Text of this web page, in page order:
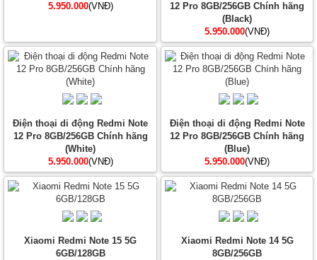
5.950.000(VNĐ)
12 Pro 8GB/256GB Chính hãng
(Black)
5.950.000(VNĐ)
Điện thoại di động Redmi Note
12 Pro 8GB/256GB Chính hãng
(White)
5.950.000(VNĐ)
Điện thoại di động Redmi Note
12 Pro 8GB/256GB Chính hãng
(Blue)
5.950.000(VNĐ)
Xiaomi Redmi Note 15 5G
6GB/128GB
Xiaomi Redmi Note 14 5G
8GB/256GB